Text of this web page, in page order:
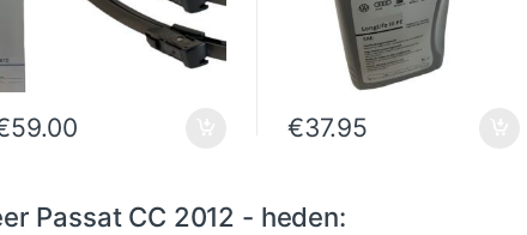
59.00 €37.95
Passat CC 2012 - heden: